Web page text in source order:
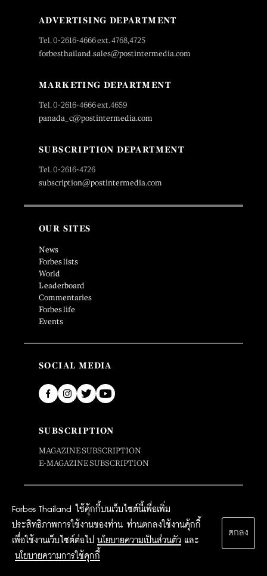
Forbes Thailand ใช้คุ้กกี้บนเว็บไซต์นี้เพื่อเพิ่ม
ประสิทธิภาพการใช้งานของท่าน ท่านตกลงใช้งานคุ้กกี้
เพื่อใช้งานเว็บไซต์ต่อไป นโยบายความเป็นส่วนตัว และ
นโยบายความการใช้คุกกี้
ตกลง
ADVERTISING DEPARTMENT
Tel. 0-2616-4666 ext. 4768,4725
forbesthailand.sales@postintermedia.com
MARKETING DEPARTMENT
Tel. 0-2616-4666 ext.4659
panada_c@postintermedia.com
SUBSCRIPTION DEPARTMENT
Tel. 0-2616-4726
subscription@postintermedia.com
OUR SITES
News
Forbes lists
World
Leaderboard
Commentaries
Forbes life
Events
SOCIAL MEDIA
SUBSCRIPTION
MAGAZINE SUBSCRIPTION
E-MAGAZINE SUBSCRIPTION